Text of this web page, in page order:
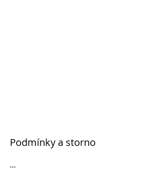
Podmínky a storno
...